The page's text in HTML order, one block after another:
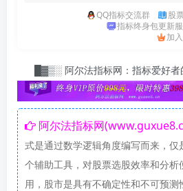
QQ指标交流群
股
指标终身包更新
加
阿尔法指标网：指标爱好者的乐园，
阿尔法指标网
式是通过数学逻辑角度编写而来，
个辅助工具，对股票选股效率和分析
用，股市是具有不确定性和不可预